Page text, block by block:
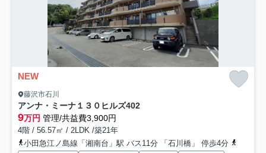
NEW
藤沢市石川
アンナ・ミーナ１３０ヒルズ402
9万円 管理/共益費3,900円
4階 / 56.57㎡ / 2LDK /築21年
小田急江ノ島線「湘南台」駅 バス11分 「石川橋」 停歩4分